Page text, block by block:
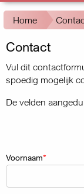
Kruimelpad
Home
Contact
Vul dit
spoedig mogelijk
De velden
Naam
Voornaam